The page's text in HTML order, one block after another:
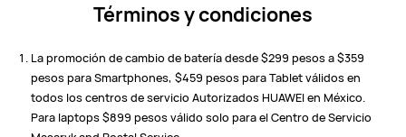
Términos y condiciones
La promoción de cambio de batería desde $299 pesos a $359
pesos para Smartphones, $459 pesos para Tablet válidos en
todos los centros de servicio Autorizados HUAWEI en México.
Para laptops $899 pesos válido solo para el Centro de Servicio